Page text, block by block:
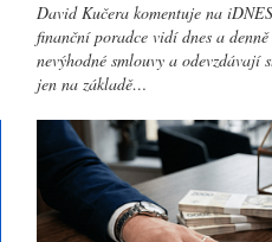
David Kučera komentuje na
finanční poradce vidí dnes a
nevýhodné smlouvy a odevzdávají
jen na základě…